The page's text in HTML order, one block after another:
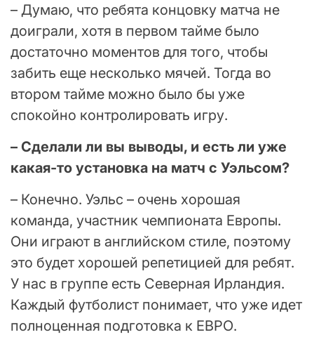
– Думаю, что ребята концовку матча не
доиграли, хотя в первом тайме было
достаточно моментов для того, чтобы
забить еще несколько мячей. Тогда во
втором тайме можно было бы уже
спокойно контролировать игру.
– Сделали ли вы выводы, и есть ли уже
какая-то установка на матч с Уэльсом?
– Конечно. Уэльс – очень хорошая
команда, участник чемпионата Европы.
Они играют в английском стиле, поэтому
это будет хорошей репетицией для ребят.
У нас в группе есть Северная Ирландия.
Каждый футболист понимает, что уже идет
полноценная подготовка к ЕВРО.